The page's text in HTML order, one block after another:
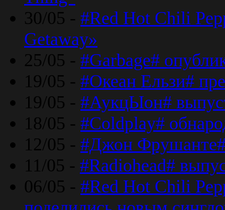
30/05 - #Red Hot Chili
Getaway»
25/05 - #Garbage#
19/05 - #Океан Ельзи#
19/05 - #АукцЫон#
18/05 - #Coldplay#
12/05 - #Джон
11/05 - #Radiohead#
06/05 - #Red Hot Chili